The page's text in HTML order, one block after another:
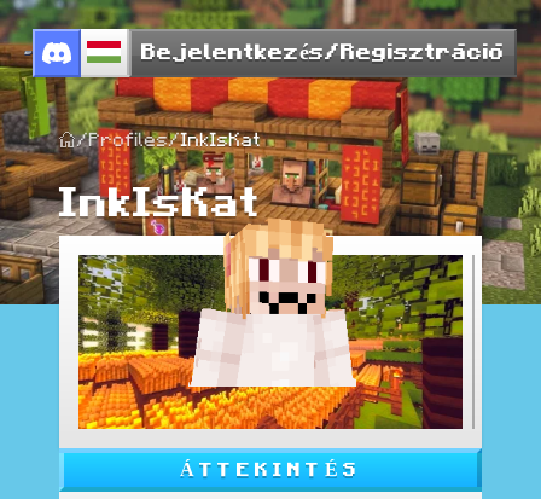
Bejelentkezés/Regisztráció
/Profiles/InkIsKat
InkIsKat
ÁTTEKINTÉS